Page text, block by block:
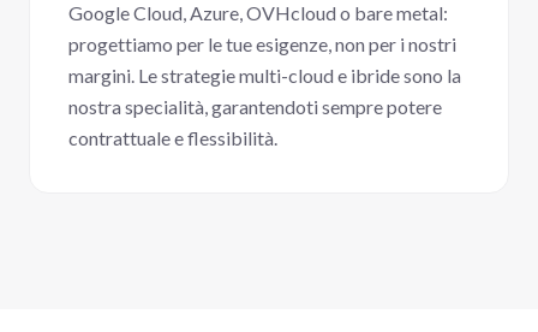
Google Cloud, Azure, OVHcloud o bare metal:
progettiamo per le tue esigenze, non per i nostri
margini. Le strategie multi-cloud e ibride sono la
nostra specialità, garantendoti sempre potere
contrattuale e flessibilità.